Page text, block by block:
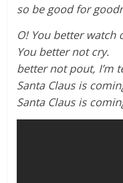
so be good for
O! You better watch
You better not cry.
better not pout, I’m
Santa Claus is
Santa Claus is